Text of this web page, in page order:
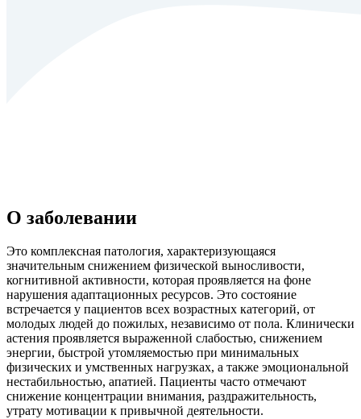
О заболевании
Это комплексная патология, характеризующаяся
значительным снижением физической выносливости,
когнитивной активности, которая проявляется на фоне
нарушения адаптационных ресурсов. Это состояние
встречается у пациентов всех возрастных категорий, от
молодых людей до пожилых, независимо от пола. Клинически
астения проявляется выраженной слабостью, снижением
энергии, быстрой утомляемостью при минимальных
физических и умственных нагрузках, а также эмоциональной
нестабильностью, апатией. Пациенты часто отмечают
снижение концентрации внимания, раздражительность,
утрату мотивации к привычной деятельности.